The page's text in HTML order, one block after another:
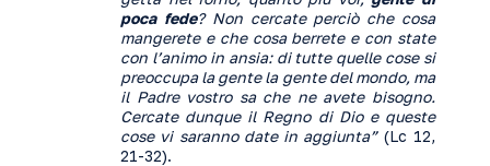
poca fede? Non cercate perciò che cosa
mangerete e che cosa berrete e con state
con l’animo in ansia: di tutte quelle cose si
preoccupa la gente la gente del mondo, ma
il Padre vostro sa che ne avete bisogno.
Cercate dunque il Regno di Dio e queste
cose vi saranno date in aggiunta” (Lc 12,
21-32).